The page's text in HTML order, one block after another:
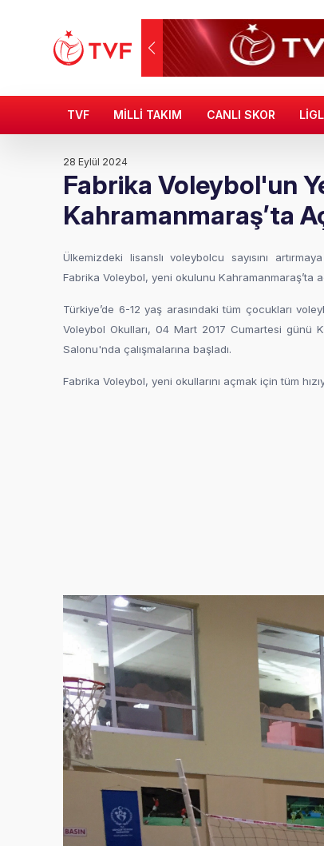
TVF MİLLİ TAKIM CANLI SKOR
28 Eylül 2024
Fabrika Voleybol'un
Kahramanmaraş’ta
Ülkemizdeki lisanslı voleybolcu sayısını
Fabrika Voleybol, yeni okulunu Kahramanmaraş’ta
Türkiye’de 6-12 yaş arasındaki tüm çocukları
Voleybol Okulları, 04 Mart 2017 Cumartesi günü
Salonu'nda çalışmalarına başladı.
Fabrika Voleybol, yeni okullarını açmak için tüm